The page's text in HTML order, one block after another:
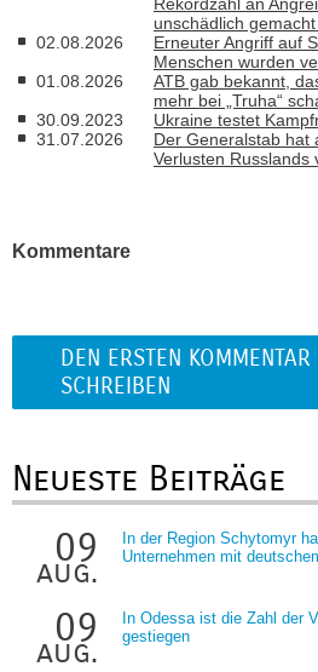
unschädlich
02.08.2026
Erneuter Angriff auf
Menschen wurden
01.08.2026
ATB gab bekannt,
mehr bei „Truha“
30.09.2023
Ukraine testet
31.07.2026
Der Generalstab hat
Verlusten Russlands
Kommentare
DEN ERSTEN
SCHREIBEN
Neueste Beiträge
09
aug.
In der Region Schytomyr
Unternehmen mit
09
aug.
In Odessa ist die Zahl der
gestiegen